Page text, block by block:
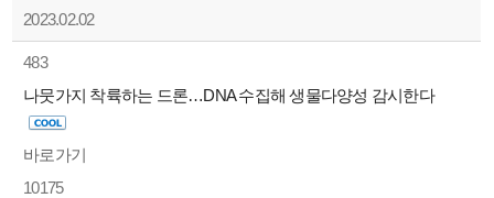
2023.02.02
483
나뭇가지 착륙하는 드론…DNA 수집해 생물다양성 감시한다
바로가기
10175